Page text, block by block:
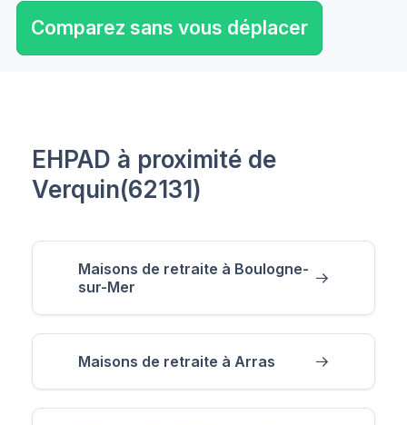
Comparez sans vous déplacer
EHPAD à proximité de
Verquin(62131)
Maisons de retraite à Boulogne-
sur-Mer
Maisons de retraite à Arras